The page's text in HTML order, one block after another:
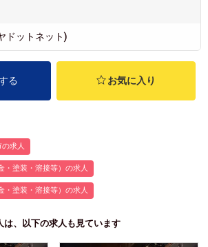
ドットネット)
る お気に入り
求人
・塗装・溶接等）の求人
・塗装・溶接等）の求人
は、以下の求人も見ています